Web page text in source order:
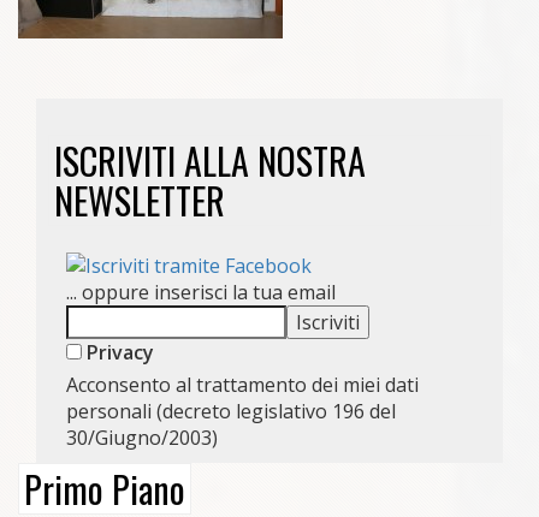
ISCRIVITI ALLA NOSTRA
NEWSLETTER
... oppure inserisci la tua email
Privacy
Acconsento al trattamento dei miei dati
personali (decreto legislativo 196 del
30/Giugno/2003)
Primo Piano